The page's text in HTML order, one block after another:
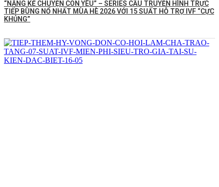
“NẮNG KỂ CHUYỆN CON YÊU” – SERIES CẦU TRUYỀN HÌNH TRỰC
TIẾP BÙNG NỔ NHẤT MÙA HÈ 2026 VỚI 15 SUẤT HỖ TRỢ IVF “CỰC
KHỦNG”